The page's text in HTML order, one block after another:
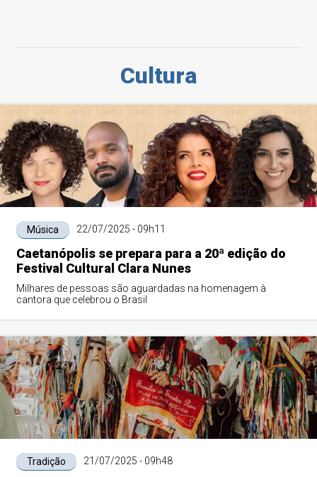
Cultura
Música 22/07/2025 - 09h11
Caetanópolis se prepara para a 20ª edição do
Festival Cultural Clara Nunes
Milhares de pessoas são aguardadas na homenagem à
cantora que celebrou o Brasil
Tradição 21/07/2025 - 09h48